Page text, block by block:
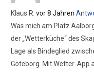
Klaus R. vor 8 Jahren
Was mich am Platz
der „Wetterküche“ des
Lage als Bindeglied
Göteborg. Mit Wetter-App